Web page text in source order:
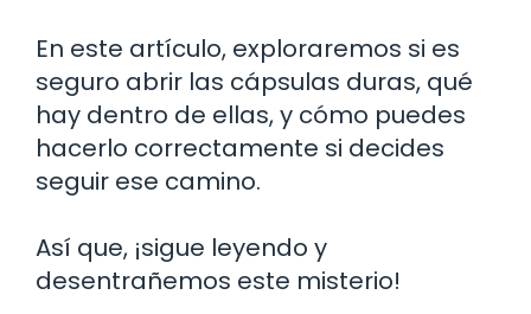
En este artículo, exploraremos si es
seguro abrir las cápsulas duras, qué
hay dentro de ellas, y cómo puedes
hacerlo correctamente si decides
seguir ese camino.
Así que, ¡sigue leyendo y
desentrañemos este misterio!